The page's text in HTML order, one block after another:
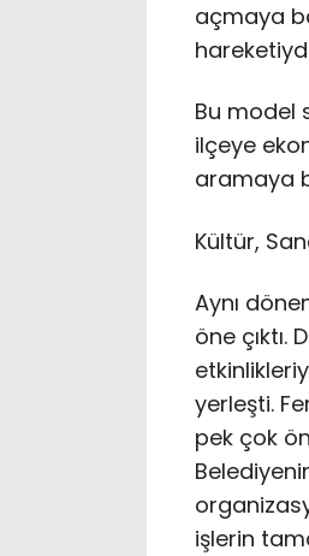
açmaya
Bu model
ilçeye
aramaya
Kültür,
Aynı
öne
yerleşti.
pek çok
işlerin